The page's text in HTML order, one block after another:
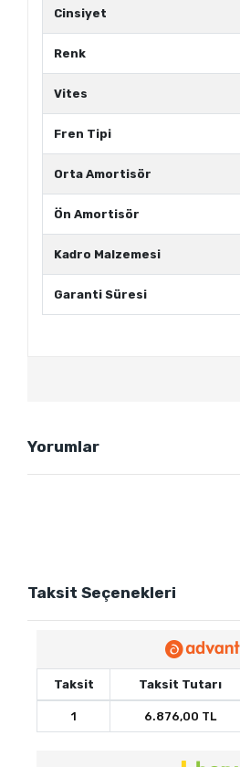
Cinsiyet
Renk
Vites
Fren Tipi
Orta Amortisör
Ön Amortisör
Kadro Malzemesi
Garanti Süresi
Yorumlar
Taksit Seçenekleri
Taksit Taksit Tutarı
1 6.876,00 TL